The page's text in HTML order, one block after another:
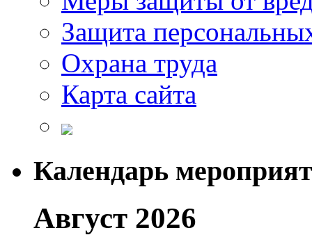
Защита
Охрана труда
Карта сайта
Календарь
Август 2026